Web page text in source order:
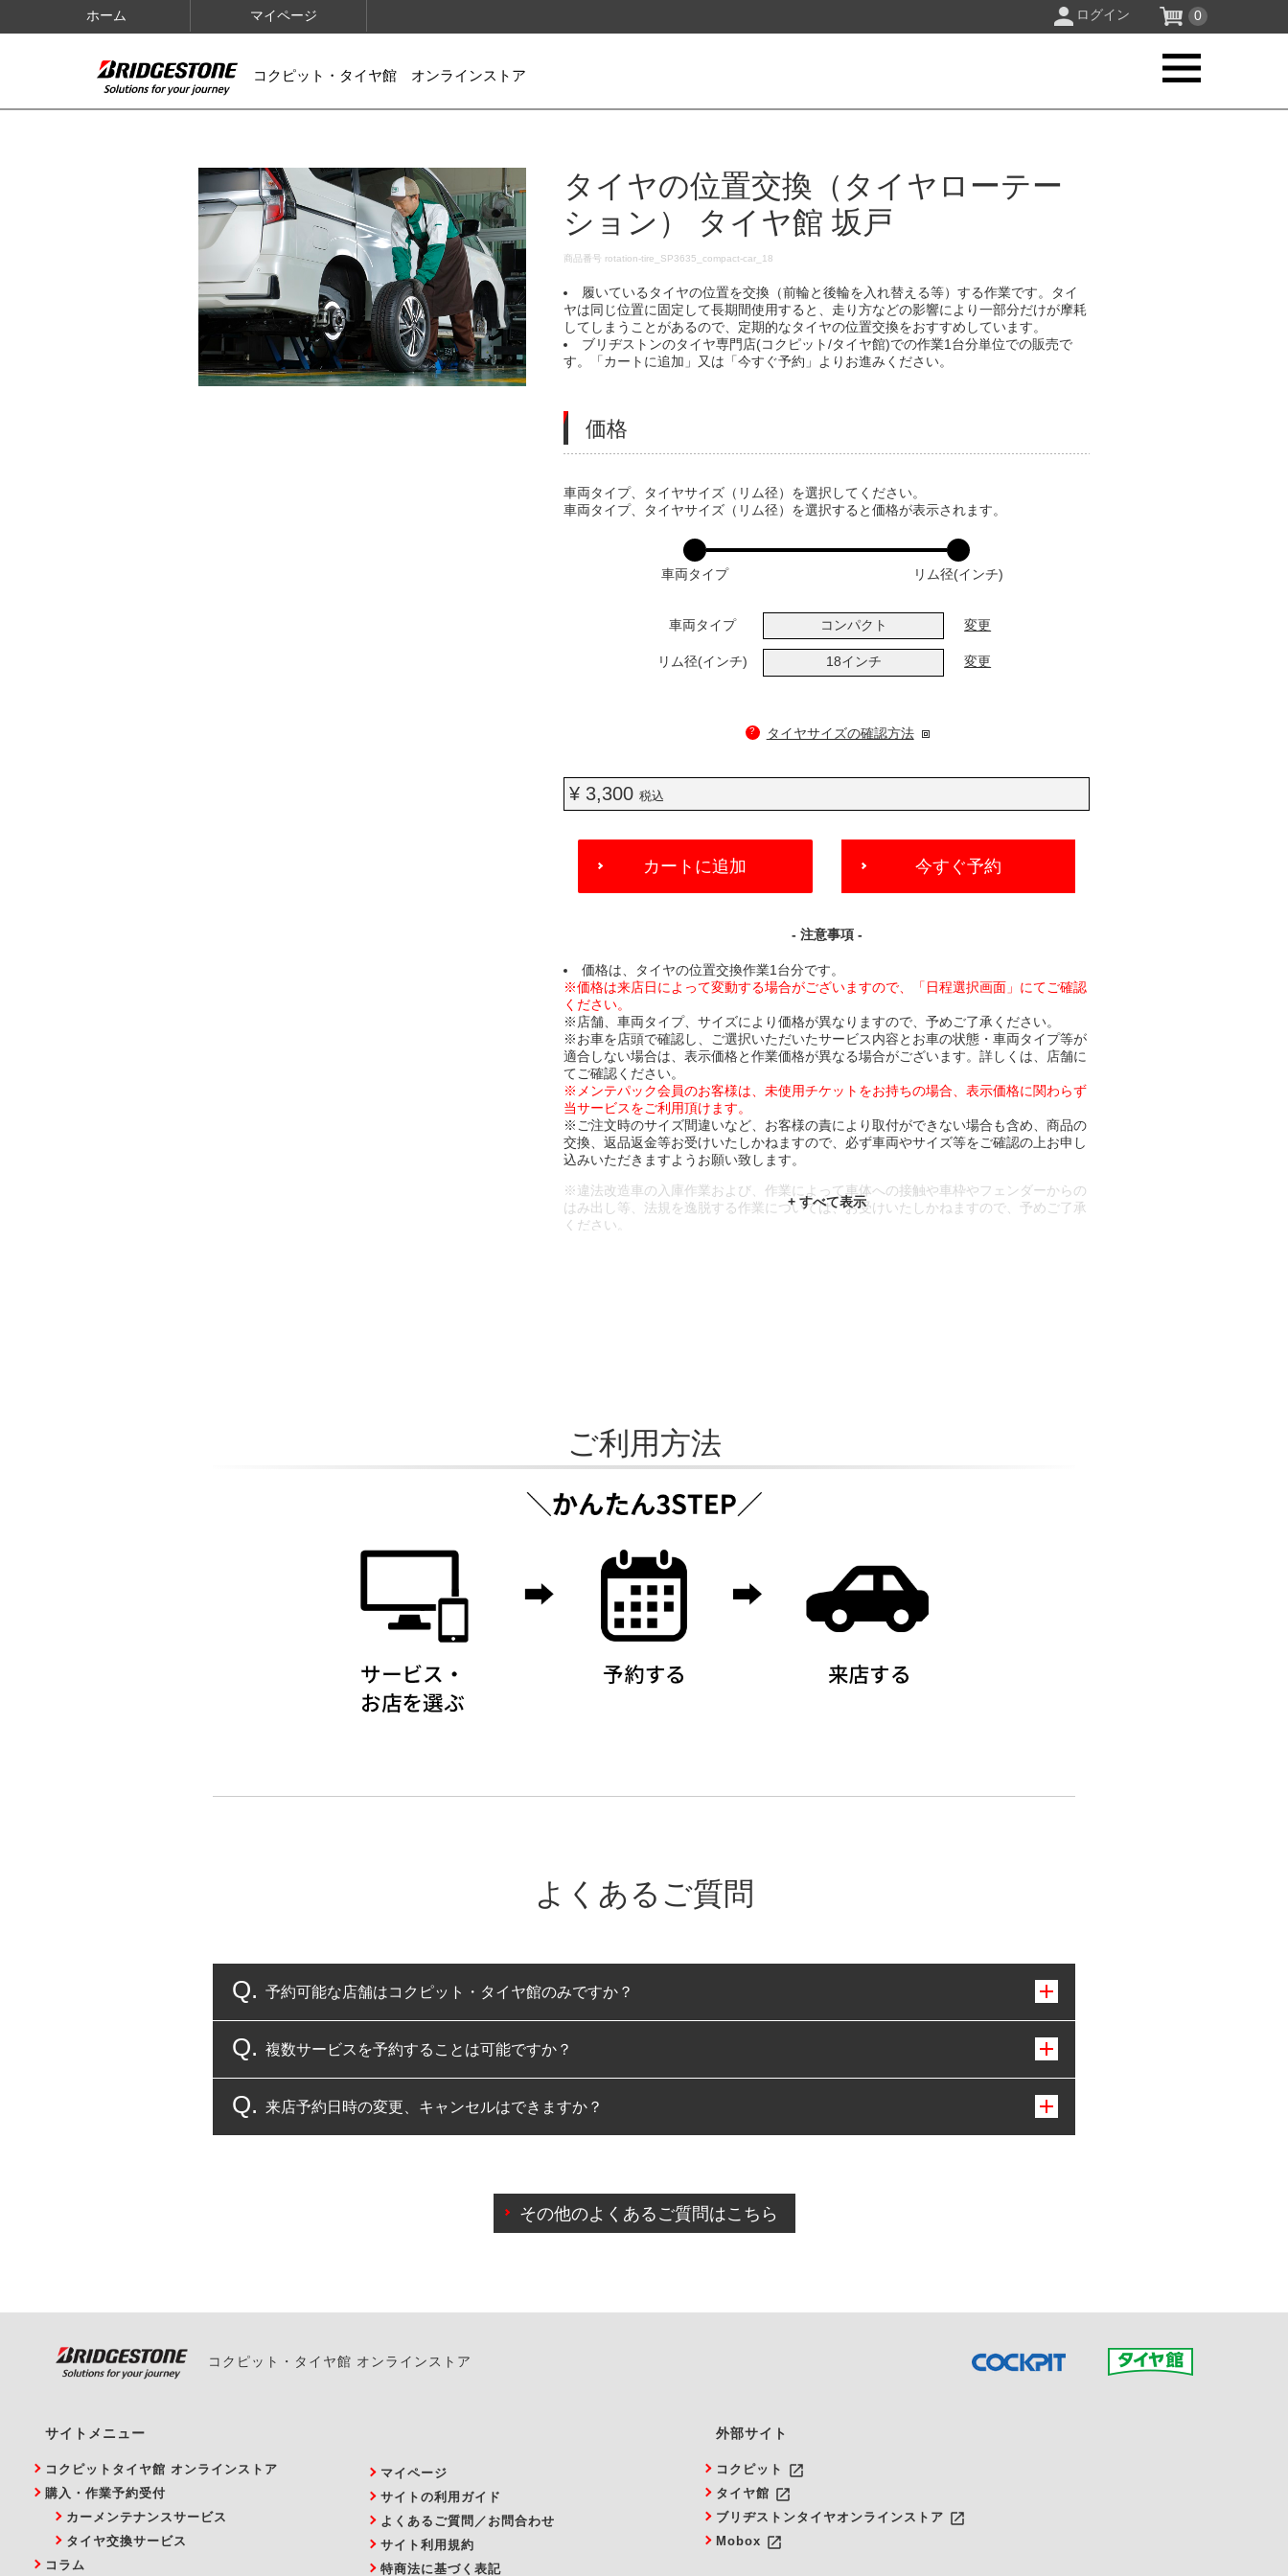
ホーム マイページ ログイン 0
コクピット・タイヤ館 オンラインストア
IMAGES
タイヤの位置交換（タイヤローテー
ション） タイヤ館 坂戸
DETAILS
商品番号 rotation-tire_SP3635_compact-car_18
履いているタイヤの位置を交換（前輪と後輪を入れ替える等）する作業です。タイ
ヤは同じ位置に固定して長期間使用すると、走り方などの影響により一部分だけが摩耗
してしまうことがあるので、定期的なタイヤの位置交換をおすすめしています。
ブリヂストンのタイヤ専門店(コクピット/タイヤ館)での作業1台分単位での販売で
す。「カートに追加」又は「今すぐ予約」よりお進みください。
価格
VARIATIONS
車両タイプ、タイヤサイズ（リム径）を選択してください。
車両タイプ、タイヤサイズ（リム径）を選択すると価格が表示されます。
車両タイプ リム径(インチ)
車両タイプ コンパクト 変更
リム径(インチ) 18インチ 変更
? タイヤサイズの確認方法
¥ 3,300税込
ADD
CART
カートに追加 今すぐ予約
- 注意事項 -
価格は、タイヤの位置交換作業1台分です。
※価格は来店日によって変動する場合がございますので、「日程選択画面」にてご確認
ください。
※店舗、車両タイプ、サイズにより価格が異なりますので、予めご了承ください。
※お車を店頭で確認し、ご選択いただいたサービス内容とお車の状態・車両タイプ等が
適合しない場合は、表示価格と作業価格が異なる場合がございます。詳しくは、店舗に
てご確認ください。
※メンテパック会員のお客様は、未使用チケットをお持ちの場合、表示価格に関わらず
当サービスをご利用頂けます。
※ご注文時のサイズ間違いなど、お客様の責により取付ができない場合も含め、商品の
交換、返品返金等お受けいたしかねますので、必ず車両やサイズ等をご確認の上お申し
込みいただきますようお願い致します。
※違法改造車の入庫作業および、作業によって車体への接触や車枠やフェンダーからの
はみ出し等、法規を逸脱する作業については、お受けいたしかねますので、予めご了承
ください。
ご利用方法
よくあるご質問
予約可能な店舗はコクピット・タイヤ館のみですか？
コクピット・タイヤ館のみとなります。
複数サービスを予約することは可能ですか？
複数サービスのご予約は可能です。
来店予約日時の変更、キャンセルはできますか？
また、やむを得ない事由によりご予約のキャンセルをご希望の際は、直接ご予約いただいた店舗へご連絡くださ
その他のよくあるご質問はこちら
コクピット・タイヤ館 オンラインストア
サイトメニュー
コクピットタイヤ館 オンラインストア
購入・作業予約受付
カーメンテナンスサービス
タイヤ交換サービス
コラム
マイページ
サイトの利用ガイド
よくあるご質問／お問合わせ
サイト利用規約
特商法に基づく表記
外部サイト
コクピット launch
タイヤ館 launch
ブリヂストンタイヤオンラインストア launch
Mobox launch